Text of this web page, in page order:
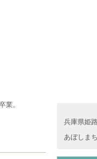
、室内楽を
京大会高校
ル優秀賞、
業。
ジュの講
兵庫県姫
あぼしま